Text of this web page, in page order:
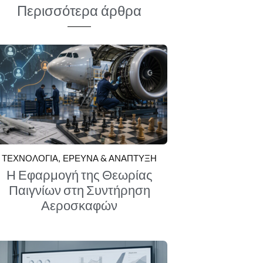
Περισσότερα άρθρα
ΤΕΧΝΟΛΟΓΙΑ ΕΡΕΥΝΑ & ΑΝΑΠΤΥΞΗ
Η Εφαρμογή της Θεωρίας
Παιγνίων στη Συντήρηση
Αεροσκαφών